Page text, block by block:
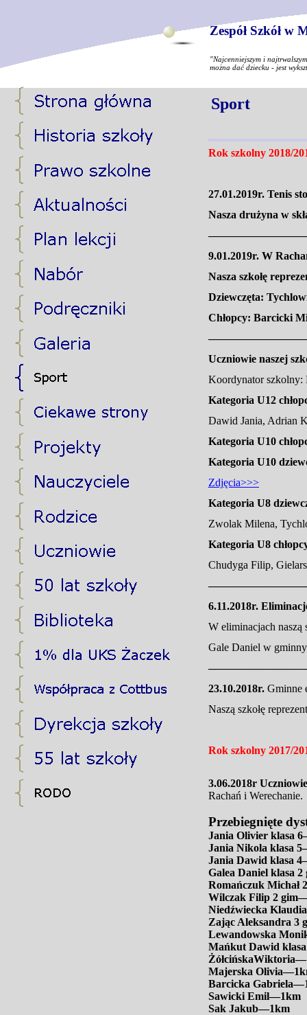
"Najcenniejszym i
można dać dziecku - jest
Zespół Szkół w
Sport
Rok szkolny 2018/
27.01.2019r. Tenis
Nasza drużyna w
9.01.2019r. W
Nasza szkołę
Dziewczęta:
Chłopcy: Barcicki
Uczniowie naszej
Koordynator szkolny:
Kategoria U12
Dawid Jania, Adrian
Kategoria U10
Kategoria U10
Zdjęcia>>>
Kategoria U8
Zwolak Milena,
Kategoria U8
Chudyga Filip,
6.11.2018r.
W eliminacjach
Gale Daniel w
23.10.2018r. Gminne
Naszą szkołę
Rok szkolny 2017/
3.06.2018r
Rachań i Werechanie.
Przebiegnięte
Jania Olivier klasa
Jania Nikola klasa
Jania Dawid klasa
Galea Daniel klasa
Romańczuk Michał
Wilczak Filip 2
Niedźwiecka
Zając Aleksandra 3
Lewandowska
Mańkut Dawid
Majerska
Barcicka
Sawicki Emil—1km
Sak Jakub—1km